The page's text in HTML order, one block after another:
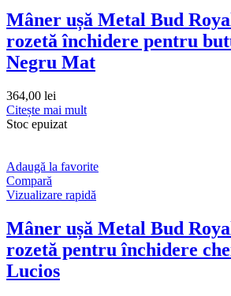
Mâner ușă Metal Bud
rozetă închidere pentru
Negru Mat
364,00 lei
Citește mai mult
Stoc epuizat
Adaugă la favorite
Compară
Vizualizare rapidă
Mâner ușă Metal Bud
rozetă pentru închidere
Lucios